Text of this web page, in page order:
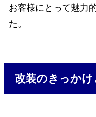
お客様にとって魅力
た。
改装のきっかけ